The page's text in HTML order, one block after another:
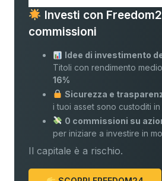
Investi con
commissioni
Idee di investimento
Titoli con rendimento
16%
Sicurezza e
i tuoi asset sono custoditi in
0 commissioni su
per iniziare a investire in
Il capitale è a rischio.